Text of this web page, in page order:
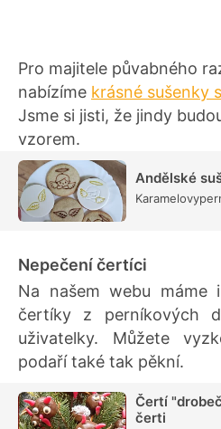
Pro majitele půvabného
nabízíme krásné sušenky
Jsme si jisti, že jindy
vzorem.
Andělské
Nepečení čertíci
Na našem webu máme
čertíky z perníkových
uživatelky. Můžete
podaří také tak pěkní.
Čertí
čerti